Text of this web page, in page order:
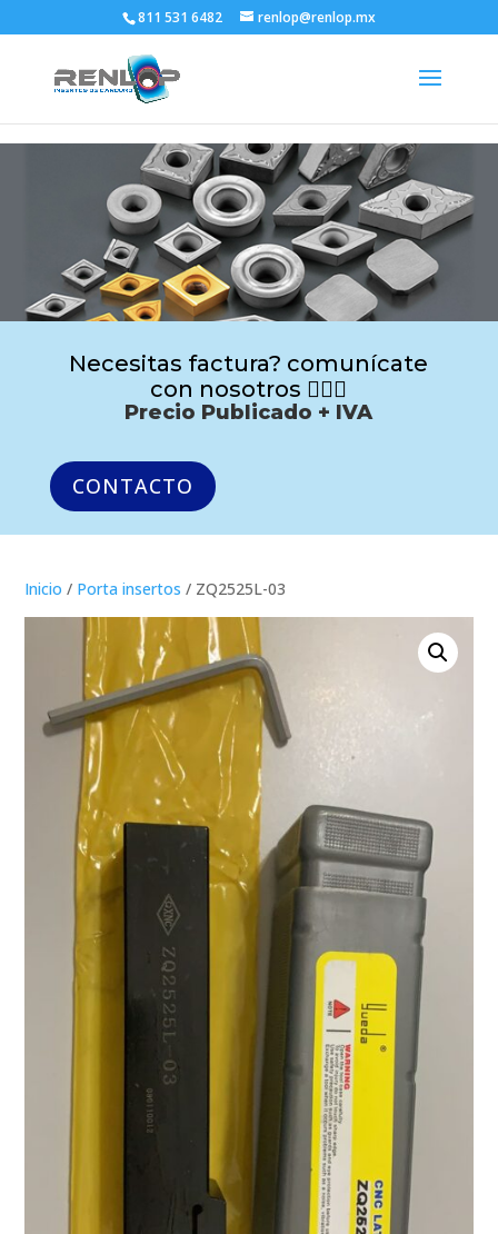
811 531 6482 renlop@renlop.mx
Necesitas factura? comunícate
con nosotros 🙋🏻‍♂️
Precio Publicado + IVA
CONTACTO
Inicio / Porta insertos / ZQ2525L-03